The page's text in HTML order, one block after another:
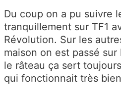
Du coup on a pu suivre
tranquillement sur TF1
Révolution. Sur les
maison on est passé
le râteau ça sert
qui fonctionnait très